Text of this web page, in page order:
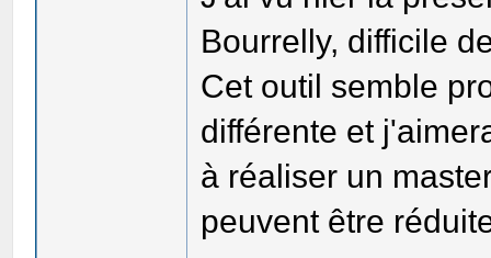
Bourrelly, difficile
Cet outil semble
différente et
à réaliser un
peuvent être